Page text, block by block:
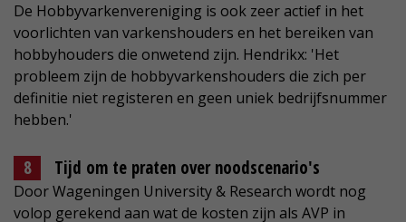
De Hobbyvarkenvereniging is ook zeer actief in het
voorlichten van varkenshouders en het bereiken van
hobbyhouders die onwetend zijn. Hendrikx: 'Het
probleem zijn de hobbyvarkenshouders die zich per
definitie niet registeren en geen uniek bedrijfsnummer
hebben.'
Tijd om te praten over noodscenario's
Door Wageningen University & Research wordt nog
volop gerekend aan wat de kosten zijn als AVP in